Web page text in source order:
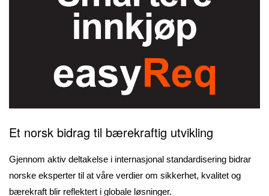
Et norsk bidrag til bærekraftig utvikling
Gjennom aktiv deltakelse i internasjonal standardisering bidrar
norske eksperter til at våre verdier om sikkerhet, kvalitet og
bærekraft blir reflektert i globale løsninger.